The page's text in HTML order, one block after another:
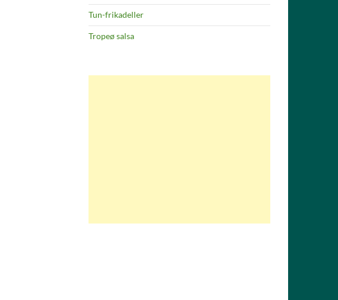
Tun-frikadeller
Tropeø salsa